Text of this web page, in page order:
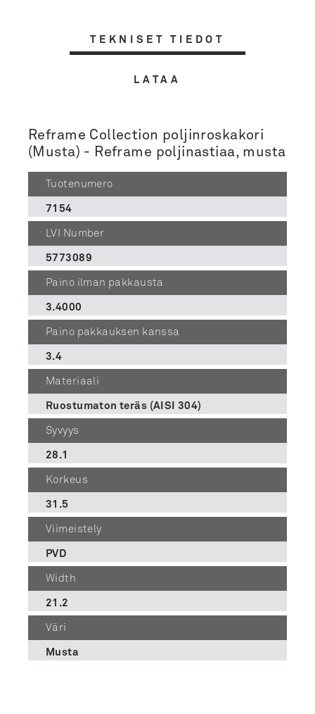
TEKNISET TIEDOT
LATAA
Reframe Collection poljinroskakori
(Musta) - Reframe poljinastiaa, musta
Tuotenumero
7154
LVI Number
5773089
Paino ilman pakkausta
3.4000
Paino pakkauksen kanssa
3.4
Materiaali
Ruostumaton teräs (AISI 304)
Syvyys
28.1
Korkeus
31.5
Viimeistely
PVD
Width
21.2
Väri
Musta